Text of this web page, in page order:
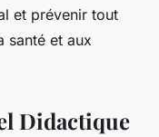
et prévenir tout
santé et aux
Didactique